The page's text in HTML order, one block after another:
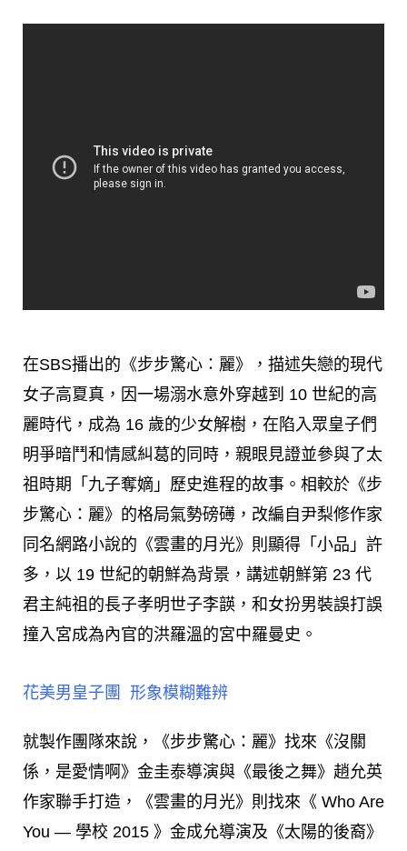
在SBS播出的《步步驚心：麗》，描述失戀的現代
女子高夏真，因一場溺水意外穿越到 10 世紀的高
麗時代， 成為 16 歲的少女解樹，在陷入眾皇子們
明爭暗鬥和情感糾葛的同時，親眼見證並參與了太
祖時期「九子奪嫡」歷史進程的故事。相較於 《步
步驚心：麗》的格局氣勢磅礡， 改編自尹梨修作家
同名網路小說的 《雲畫的月光》則顯得「小品」許
多， 以 19 世紀的朝鮮為背景，講述朝鮮第 23 代
君主純祖的長子孝明世子李韺，和女扮男裝誤打誤
撞入宮成為內官的洪羅溫的宮中羅曼史。
花美男皇子團 形象模糊難辨
就製作團隊來說，《步步驚心：麗》找來《沒關
係，是愛情啊》金圭泰導演與《最後之舞》趙允英
作家聯手打造，《雲畫的月光》則找來《 Who Are
You — 學校 2015 》金成允導演及《太陽的後裔》